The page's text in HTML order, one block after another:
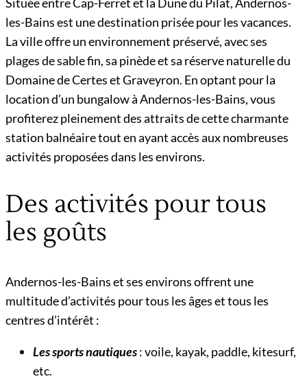
les-Bains est une destination prisée pour les vacances.
La ville offre un environnement préservé, avec ses
plages de sable fin, sa pinède et sa réserve naturelle du
Domaine de Certes et Graveyron. En optant pour la
location d’un bungalow à Andernos-les-Bains, vous
profiterez pleinement des attraits de cette charmante
station balnéaire tout en ayant accès aux nombreuses
activités proposées dans les environs.
Des activités pour tous
les goûts
Andernos-les-Bains et ses environs offrent une
multitude d’activités pour tous les âges et tous les
centres d’intérêt :
Les sports nautiques: voile, kayak, paddle, kitesurf,
etc.